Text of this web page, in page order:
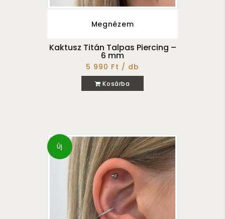
Megnézem
Kaktusz Titán Talpas Piercing –
6 mm
5 990 Ft / db
Kosárba
Új